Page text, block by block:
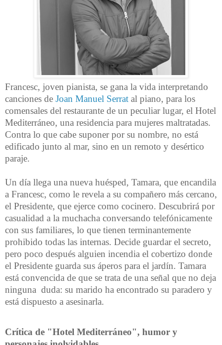
Francesc, joven pianista, se gana la vida interpretando
canciones de Joan Manuel Serrat al piano, para los
comensales del restaurante de un peculiar lugar, el Hotel
Mediterráneo, una residencia para mujeres maltratadas.
Contra lo que cabe suponer por su nombre, no está
edificado junto al mar, sino en un remoto y desértico
paraje.
Un día llega una nueva huésped, Tamara, que encandila
a Francesc, como le revela a su compañero más cercano,
el Presidente, que ejerce como cocinero. Descubrirá por
casualidad a la muchacha conversando telefónicamente
con sus familiares, lo que tienen terminantemente
prohibido todas las internas. Decide guardar el secreto,
pero poco después alguien incendia el cobertizo donde
el Presidente guarda sus áperos para el jardín. Tamara
está convencida de que se trata de una señal que no deja
ninguna duda: su marido ha encontrado su paradero y
está dispuesto a asesinarla.
Crítica de "Hotel Mediterráneo", humor y